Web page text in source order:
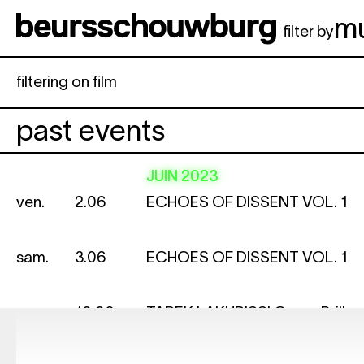
filter by
filtering on film
past events
JUIN 2023
ven.
2.06 ECHOES OF DISSENT VOL. 1
sam. 3.06 ECHOES OF DISSENT VOL. 1
10.06 TAREK LAKHRISSI Coeur